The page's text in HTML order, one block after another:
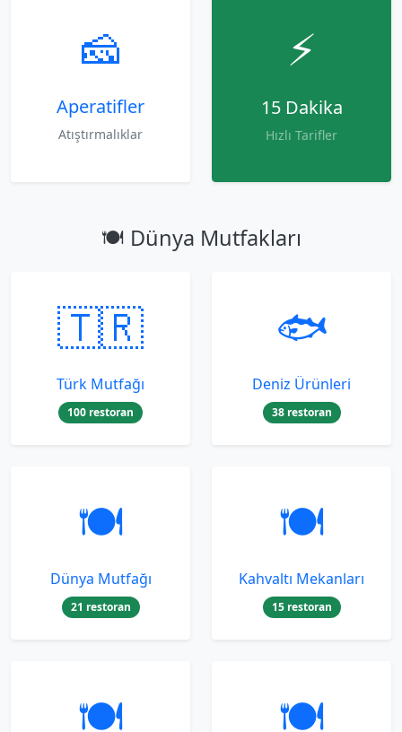
🧀
Aperatifler
Atıştırmalıklar
⚡
15 Dakika
Hızlı Tarifler
🍽️ Dünya Mutfakları
🇹🇷
Türk Mutfağı
100 restoran
🐟
Deniz Ürünleri
38 restoran
🍽️
Dünya Mutfağı
21 restoran
🍽️
Kahvaltı Mekanları
15 restoran
🍽️ 🍽️